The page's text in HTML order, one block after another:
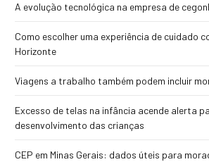
A evolução tecnológica na empresa de
Como escolher uma experiência de cuidado
Horizonte
Viagens a trabalho também podem incluir
Excesso de telas na infância acende alerta
desenvolvimento das crianças
CEP em Minas Gerais: dados úteis para